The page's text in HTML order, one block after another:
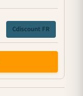
Cdiscount FR